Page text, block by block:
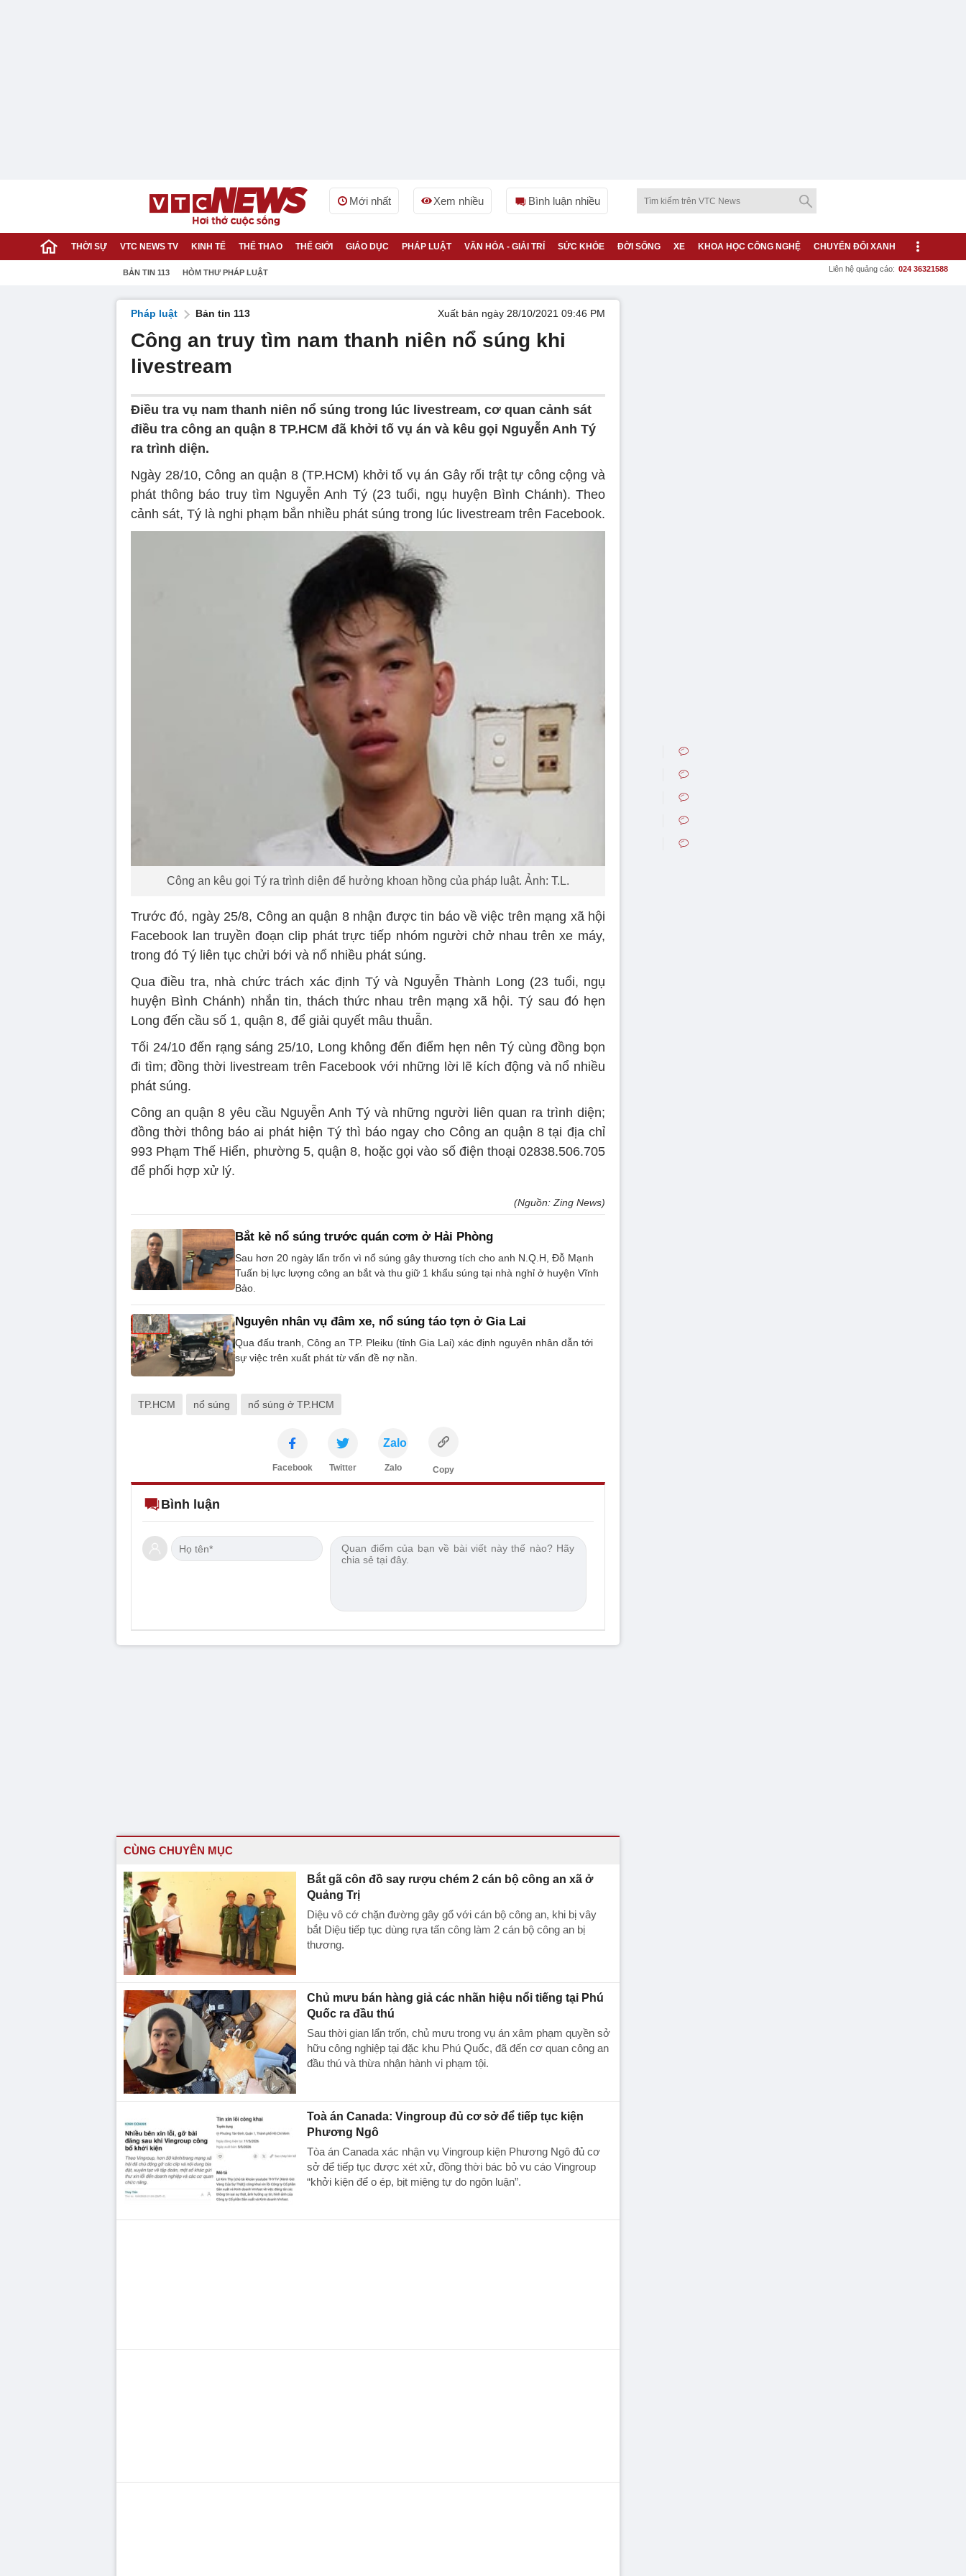
Mới nhất Xem nhiều Bình luận nhiều
THỜI SỰ VTC NEWS TV KINH TẾ THỂ THAO THẾ GIỚI GIÁO DỤC PHÁP LUẬT VĂN HÓA - GIẢI TRÍ SỨC KHỎE ĐỜI SỐNG XE KHOA HỌC CÔNG NGHỆ CHUYỂN ĐỔI XANH
BẢN TIN 113 HÒM THƯ PHÁP LUẬT Liên hệ quảng cáo: 024 36321588
Pháp luật Bản tin 113 Xuất bản ngày 28/10/2021 09:46 PM
Công an truy tìm nam thanh niên nổ súng khi
livestream
Điều tra vụ nam thanh niên nổ súng trong lúc livestream, cơ quan cảnh sát
điều tra công an quận 8 TP.HCM đã khởi tố vụ án và kêu gọi Nguyễn Anh Tý
ra trình diện.
Ngày 28/10, Công an quận 8 (TP.HCM) khởi tố vụ án Gây rối trật tự công cộng và
phát thông báo truy tìm Nguyễn Anh Tý (23 tuổi, ngụ huyện Bình Chánh). Theo
cảnh sát, Tý là nghi phạm bắn nhiều phát súng trong lúc livestream trên Facebook.
Công an kêu gọi Tý ra trình diện để hưởng khoan hồng của pháp luật. Ảnh: T.L.
Trước đó, ngày 25/8, Công an quận 8 nhận được tin báo về việc trên mạng xã hội
Facebook lan truyền đoạn clip phát trực tiếp nhóm người chở nhau trên xe máy,
trong đó Tý liên tục chửi bới và nổ nhiều phát súng.
Qua điều tra, nhà chức trách xác định Tý và Nguyễn Thành Long (23 tuổi, ngụ
huyện Bình Chánh) nhắn tin, thách thức nhau trên mạng xã hội. Tý sau đó hẹn
Long đến cầu số 1, quận 8, để giải quyết mâu thuẫn.
Tối 24/10 đến rạng sáng 25/10, Long không đến điểm hẹn nên Tý cùng đồng bọn
đi tìm; đồng thời livestream trên Facebook với những lời lẽ kích động và nổ nhiều
phát súng.
Công an quận 8 yêu cầu Nguyễn Anh Tý và những người liên quan ra trình diện;
đồng thời thông báo ai phát hiện Tý thì báo ngay cho Công an quận 8 tại địa chỉ
993 Phạm Thế Hiển, phường 5, quận 8, hoặc gọi vào số điện thoại 02838.506.705
để phối hợp xử lý.
(Nguồn: Zing News)
Bắt kẻ nổ súng trước quán cơm ở Hải Phòng
Sau hơn 20 ngày lẩn trốn vì nổ súng gây thương tích cho anh N.Q.H, Đỗ Mạnh
Tuấn bị lực lượng công an bắt và thu giữ 1 khẩu súng tại nhà nghỉ ở huyện Vĩnh
Bảo.
Nguyên nhân vụ đâm xe, nổ súng táo tợn ở Gia Lai
Qua đấu tranh, Công an TP. Pleiku (tỉnh Gia Lai) xác định nguyên nhân dẫn tới
sự việc trên xuất phát từ vấn đề nợ nần.
TP.HCM nổ súng nổ súng ở TP.HCM
Facebook Twitter
Zalo
Zalo Copy
Bình luận
CÙNG CHUYÊN MỤC
Bắt gã côn đồ say rượu chém 2 cán bộ công an xã ở
Quảng Trị
Diệu vô cớ chặn đường gây gổ với cán bộ công an, khi bị vây
bắt Diệu tiếp tục dùng rựa tấn công làm 2 cán bộ công an bị
thương.
Chủ mưu bán hàng giả các nhãn hiệu nổi tiếng tại Phú
Quốc ra đầu thú
Sau thời gian lẩn trốn, chủ mưu trong vụ án xâm phạm quyền sở
hữu công nghiệp tại đặc khu Phú Quốc, đã đến cơ quan công an
đầu thú và thừa nhận hành vi phạm tội.
Toà án Canada: Vingroup đủ cơ sở để tiếp tục kiện
Phương Ngô
Tòa án Canada xác nhận vụ Vingroup kiện Phương Ngô đủ cơ
sở để tiếp tục được xét xử, đồng thời bác bỏ vu cáo Vingroup
“khởi kiện để o ép, bịt miệng tự do ngôn luận”.